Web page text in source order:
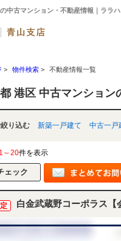
中古マンション・不動産情報｜ララ
> 物件検索 > 不動産情報一覧
港区 中古マンション
り込む 新築一戸建て 中古一戸
1～20件を表示
白金武蔵野コーポラス【